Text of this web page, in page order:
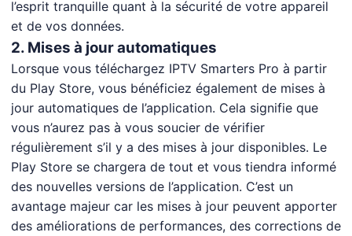
l’esprit tranquille quant à la sécurité de votre appareil
et de vos données.
2. Mises à jour automatiques
Lorsque vous téléchargez IPTV Smarters Pro à partir
du Play Store, vous bénéficiez également de mises à
jour automatiques de l’application. Cela signifie que
vous n’aurez pas à vous soucier de vérifier
régulièrement s’il y a des mises à jour disponibles. Le
Play Store se chargera de tout et vous tiendra informé
des nouvelles versions de l’application. C’est un
avantage majeur car les mises à jour peuvent apporter
des améliorations de performances, des corrections de